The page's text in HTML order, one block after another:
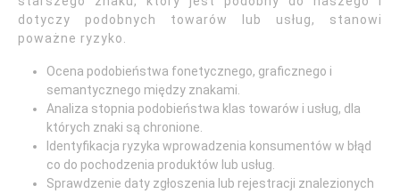
dotyczy podobnych towarów lub usług, stanowi
poważne ryzyko.
Ocena podobieństwa fonetycznego, graficznego i
semantycznego między znakami.
Analiza stopnia podobieństwa klas towarów i usług, dla
których znaki są chronione.
Identyfikacja ryzyka wprowadzenia konsumentów w błąd
co do pochodzenia produktów lub usług.
Sprawdzenie daty zgłoszenia lub rejestracji znalezionych